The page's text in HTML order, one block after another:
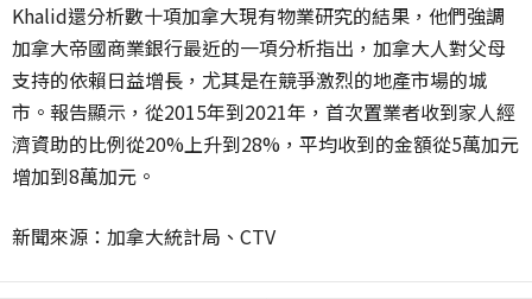
Khalid還分析數十項加拿大現有物業研究的結果，他們強調
加拿大帝國商業銀行最近的一項分析指出，加拿大人對父母
支持的依賴日益增長，尤其是在競爭激烈的地產市場的城
市。報告顯示，從2015年到2021年，首次置業者收到家人經
濟資助的比例從20%上升到28% ，平均收到的金額從5萬加元
增加到8萬加元。
新聞來源：加拿大統計局、 CTV